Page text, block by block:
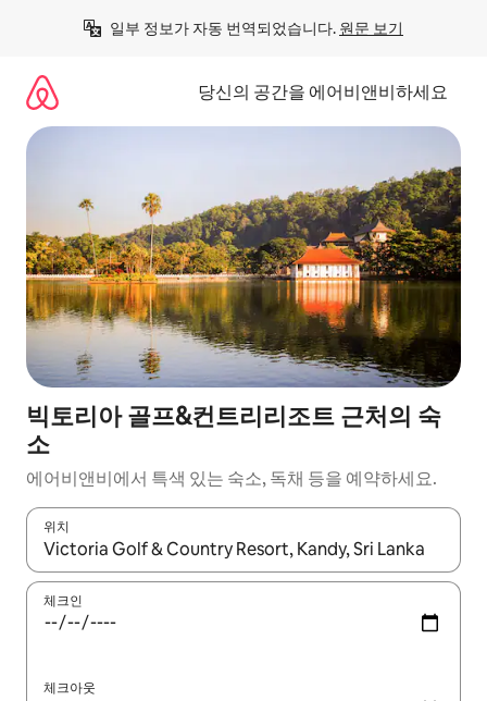
일부 정보가 자동 번역되었습니다. 원문 보기
당신의 공간을 에어비앤비하세요
빅토리아 골프&컨트리리조트 근처의 숙
소
에어비앤비에서 특색 있는 숙소, 독채 등을 예약하세요.
위치
결과가 나오면 위·아래 화살표 키를 사용하거나 터치 또는 스와이
체크인
체크아웃